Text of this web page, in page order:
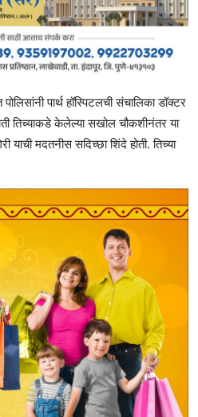
पार्थ हॉस्पिटलची संचालिका डॉक्टर
तिच्याकडे केलेल्या सखोल चौकशीनंतर या
याची मदतनीस सदिच्छा शिंदे होती. तिच्या